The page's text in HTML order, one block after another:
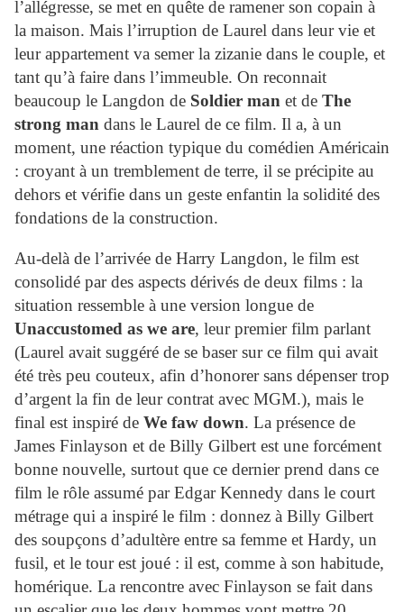
l’allégresse, se met en quête de ramener son copain à
la maison. Mais l’irruption de Laurel dans leur vie et
leur appartement va semer la zizanie dans le couple, et
tant qu’à faire dans l’immeuble. On reconnait
beaucoup le Langdon de Soldier man et de The
strong man dans le Laurel de ce film. Il a, à un
moment, une réaction typique du comédien Américain
: croyant à un tremblement de terre, il se précipite au
dehors et vérifie dans un geste enfantin la solidité des
fondations de la construction.
Au-delà de l’arrivée de Harry Langdon, le film est
consolidé par des aspects dérivés de deux films : la
situation ressemble à une version longue de
Unaccustomed as we are, leur premier film parlant
(Laurel avait suggéré de se baser sur ce film qui avait
été très peu couteux, afin d’honorer sans dépenser trop
d’argent la fin de leur contrat avec MGM.), mais le
final est inspiré de We faw down. La présence de
James Finlayson et de Billy Gilbert est une forcément
bonne nouvelle, surtout que ce dernier prend dans ce
film le rôle assumé par Edgar Kennedy dans le court
métrage qui a inspiré le film : donnez à Billy Gilbert
des soupçons d’adultère entre sa femme et Hardy, un
fusil, et le tour est joué : il est, comme à son habitude,
homérique. La rencontre avec Finlayson se fait dans